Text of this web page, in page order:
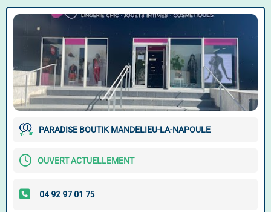
PARADISE BOUTIK MANDELIEU-LA-NAPOULE
OUVERT ACTUELLEMENT